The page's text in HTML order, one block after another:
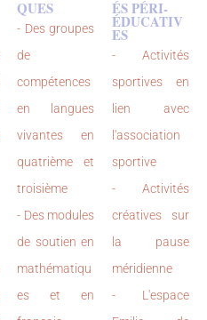
QUES
- Des groupes
de
compétences
en langues
vivantes en
quatrième et
troisième
- Des modules
de soutien en
mathématiqu
es et en
ÉS PÉRI-
ÉDUCATIV
ES
- Activités
sportives en
lien avec
l'association
sportive
- Activités
créatives sur
la pause
méridienne
- L'espace